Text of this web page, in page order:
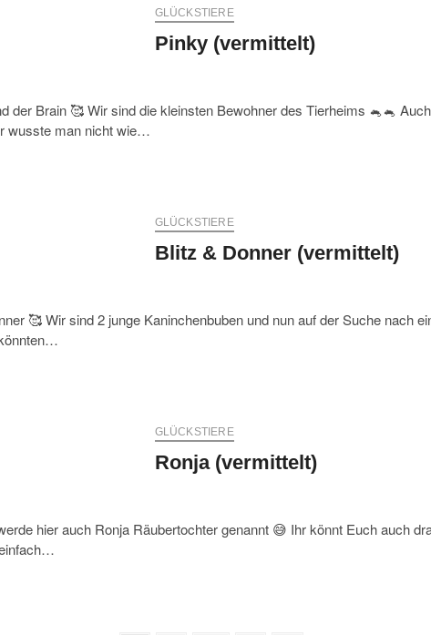
GLÜCKSTIERE
Pinky (vermittelt)
der Brain 🥰 Wir sind die kleinsten Bewohner des Tierheims 🐁🐁
wusste man nicht wie…
GLÜCKSTIERE
Blitz & Donner (vermittelt)
🥰 Wir sind 2 junge Kaninchenbuben und nun auf der Suche nach
GLÜCKSTIERE
Ronja (vermittelt)
hier auch Ronja Räubertochter genannt 😅 Ihr könnt Euch auch